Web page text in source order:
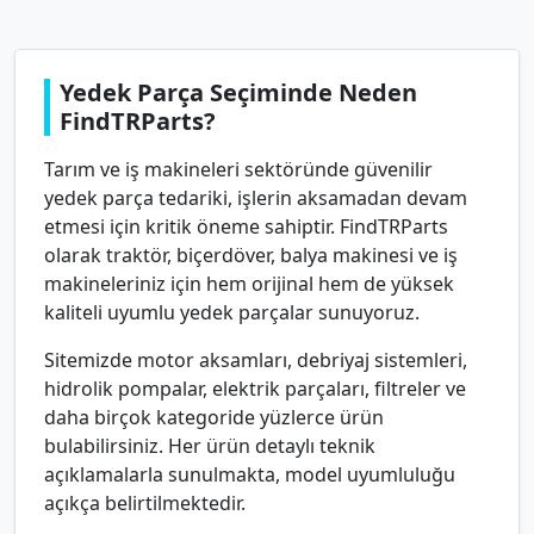
Yedek Parça Seçiminde Neden
FindTRParts?
Tarım ve iş makineleri sektöründe güvenilir
yedek parça tedariki, işlerin aksamadan devam
etmesi için kritik öneme sahiptir. FindTRParts
olarak traktör, biçerdöver, balya makinesi ve iş
makineleriniz için hem orijinal hem de yüksek
kaliteli uyumlu yedek parçalar sunuyoruz.
Sitemizde motor aksamları, debriyaj sistemleri,
hidrolik pompalar, elektrik parçaları, filtreler ve
daha birçok kategoride yüzlerce ürün
bulabilirsiniz. Her ürün detaylı teknik
açıklamalarla sunulmakta, model uyumluluğu
açıkça belirtilmektedir.